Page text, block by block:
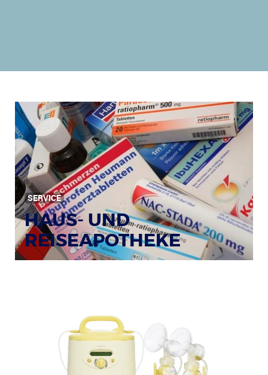
SERVICE
HAUS- UND
REISEAPOTHEKE
Bildquelle: © Tim Reckmann / pixelio.de